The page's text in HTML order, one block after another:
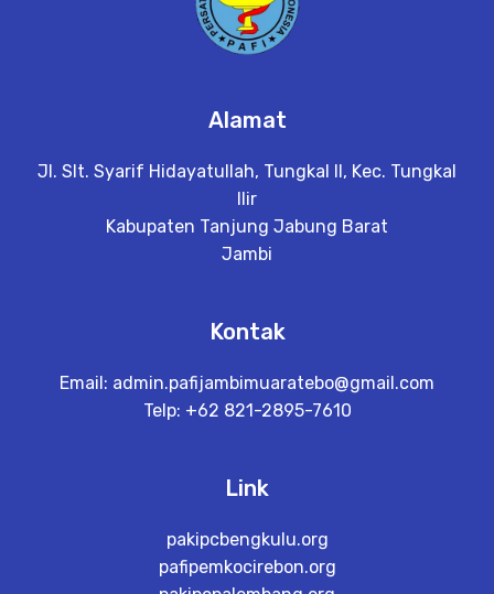
Alamat
Jl. Slt. Syarif Hidayatullah, Tungkal II, Kec. Tungkal
Ilir
Kabupaten Tanjung Jabung Barat
Jambi
Kontak
Email: admin.pafijambimuaratebo@gmail.com
Telp: +62 821-2895-7610
Link
pakipcbengkulu.org
pafipemkocirebon.org